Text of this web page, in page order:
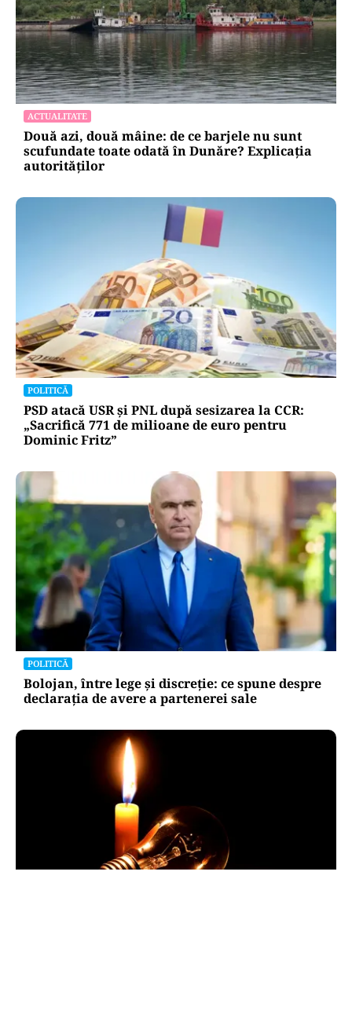
ACTUALITATE
Două azi, două mâine: de ce barjele nu sunt
scufundate toate odată în Dunăre? Explicația
autorităților
POLITICĂ
PSD atacă USR și PNL după sesizarea la CCR:
„Sacrifică 771 de milioane de euro pentru
Dominic Fritz”
POLITICĂ
Bolojan, între lege și discreție: ce spune despre
declarația de avere a partenerei sale